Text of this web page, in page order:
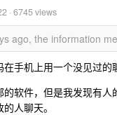
· 6745 views
ago, the information
手机上用一个没见过的
软件，但是我发现有
人聊天。